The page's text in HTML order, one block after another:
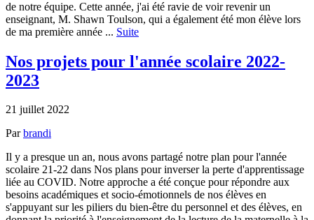
de notre équipe. Cette année, j'ai été ravie de voir revenir un
enseignant, M. Shawn Toulson, qui a également été mon élève lors
de ma première année ... Suite
Nos projets pour l'année scolaire 2022-
2023
21 juillet 2022
Parbrandi
Il y a presque un an, nous avons partagé notre plan pour l'année
scolaire 21-22 dans Nos plans pour inverser la perte d'apprentissage
liée au COVID. Notre approche a été conçue pour répondre aux
besoins académiques et socio-émotionnels de nos élèves en
s'appuyant sur les piliers du bien-être du personnel et des élèves, en